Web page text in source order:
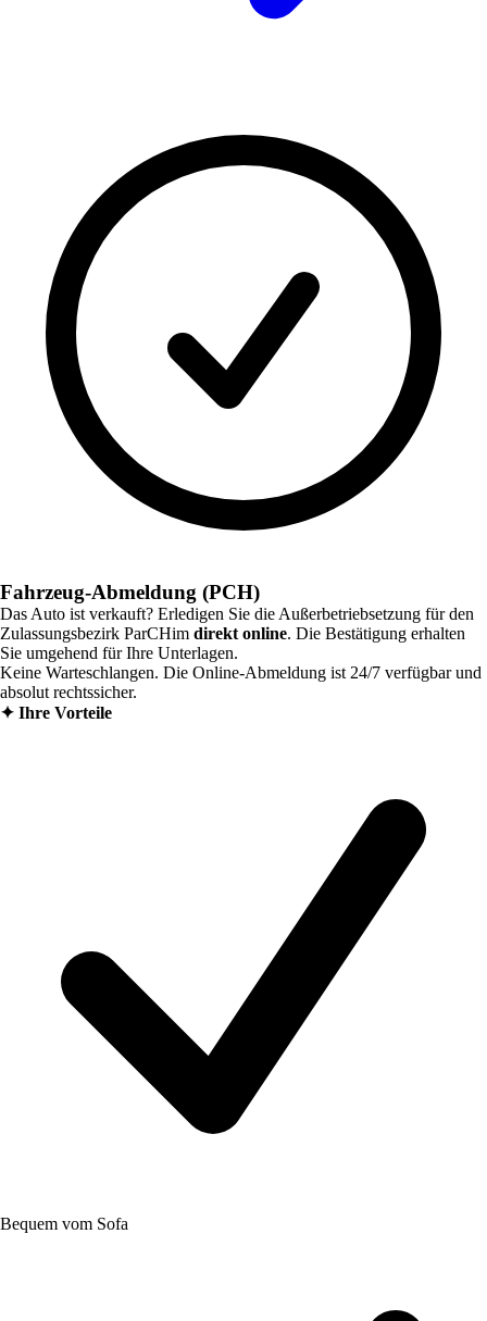
Fahrzeug-Abmeldung (PCH)
Das Auto ist verkauft? Erledigen Sie die Außerbetriebsetzung für den
Zulassungsbezirk ParCHim direkt online. Die Bestätigung erhalten
Sie umgehend für Ihre Unterlagen.
Keine Warteschlangen. Die Online-Abmeldung ist 24/7 verfügbar und
absolut rechtssicher.
✦ Ihre Vorteile
Bequem vom Sofa